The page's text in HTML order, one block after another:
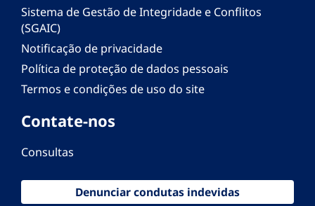
Sistema de Gestão de Integridade e Conflitos
(SGAIC)
Notificação de privacidade
Política de proteção de dados pessoais
Termos e condições de uso do site
Contate-nos
Consultas
Denunciar condutas indevidas